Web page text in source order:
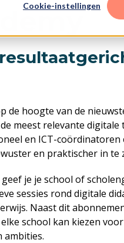
Cookie-instellingen
de hoogte van de
meest relevante digitale
en ICT-coördinatoren
en praktischer in te
geef je je school of
sessies rond digitale
Naast dit
school kan kiezen
ambities.